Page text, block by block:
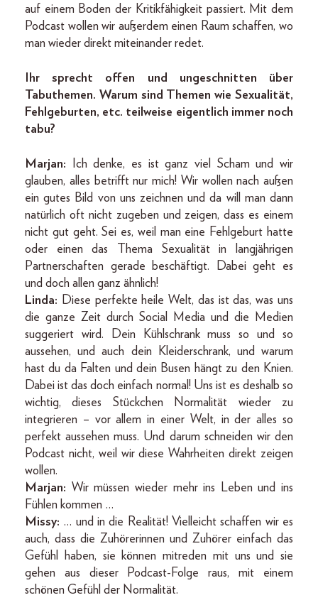
auf einem Boden der Kritikfähigkeit passiert. Mit dem
Podcast wollen wir außerdem einen Raum schaffen, wo
man wieder direkt miteinander redet.
Ihr sprecht offen und ungeschnitten über
Tabuthemen. Warum sind Themen wie Sexualität,
Fehlgeburten, etc. teilweise eigentlich immer noch
tabu?
Marjan: Ich denke, es ist ganz viel Scham und wir
glauben, alles betrifft nur mich! Wir wollen nach außen
ein gutes Bild von uns zeichnen und da will man dann
natürlich oft nicht zugeben und zeigen, dass es einem
nicht gut geht. Sei es, weil man eine Fehlgeburt hatte
oder einen das Thema Sexualität in langjährigen
Partnerschaften gerade beschäftigt. Dabei geht es
und doch allen ganz ähnlich!
Linda: Diese perfekte heile Welt, das ist das, was uns
die ganze Zeit durch Social Media und die Medien
suggeriert wird. Dein Kühlschrank muss so und so
aussehen, und auch dein Kleiderschrank, und warum
hast du da Falten und dein Busen hängt zu den Knien.
Dabei ist das doch einfach normal! Uns ist es deshalb so
wichtig, dieses Stückchen Normalität wieder zu
integrieren – vor allem in einer Welt, in der alles so
perfekt aussehen muss. Und darum schneiden wir den
Podcast nicht, weil wir diese Wahrheiten direkt zeigen
wollen.
Marjan: Wir müssen wieder mehr ins Leben und ins
Fühlen kommen …
Missy: … und in die Realität! Vielleicht schaffen wir es
auch, dass die Zuhörerinnen und Zuhörer einfach das
Gefühl haben, sie können mitreden mit uns und sie
gehen aus dieser Podcast-Folge raus, mit einem
schönen Gefühl der Normalität.